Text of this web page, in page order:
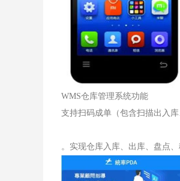
WMS仓库管理系统功能
支持扫码成单（包含扫描出入
。实现仓库入库、出库、盘点